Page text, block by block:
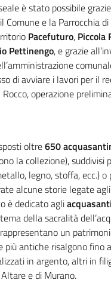
è stato possibile
Comune e la Parrocchia
Pacefuturo, Piccola
Pettinengo, e grazie
di avviare i lavori per il
operazione
oltre650
la collezione), suddivisi
legno, stoffa, ecc.)
alcune storie legate
è dedicato agli
della sacralità
rappresentano un
più antiche risalgono fino
in argento, altri in
e di Murano.